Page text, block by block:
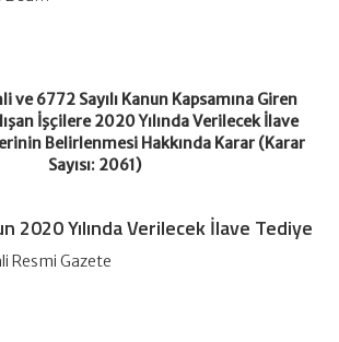
6772 Sayılı Kanun Kapsamına Giren
İşçilere 2020 Yılında Verilecek İlave
Belirlenmesi Hakkında Karar (Karar
Sayısı: 2061)
2020 Yılında Verilecek İlave Tediye
Resmi Gazete